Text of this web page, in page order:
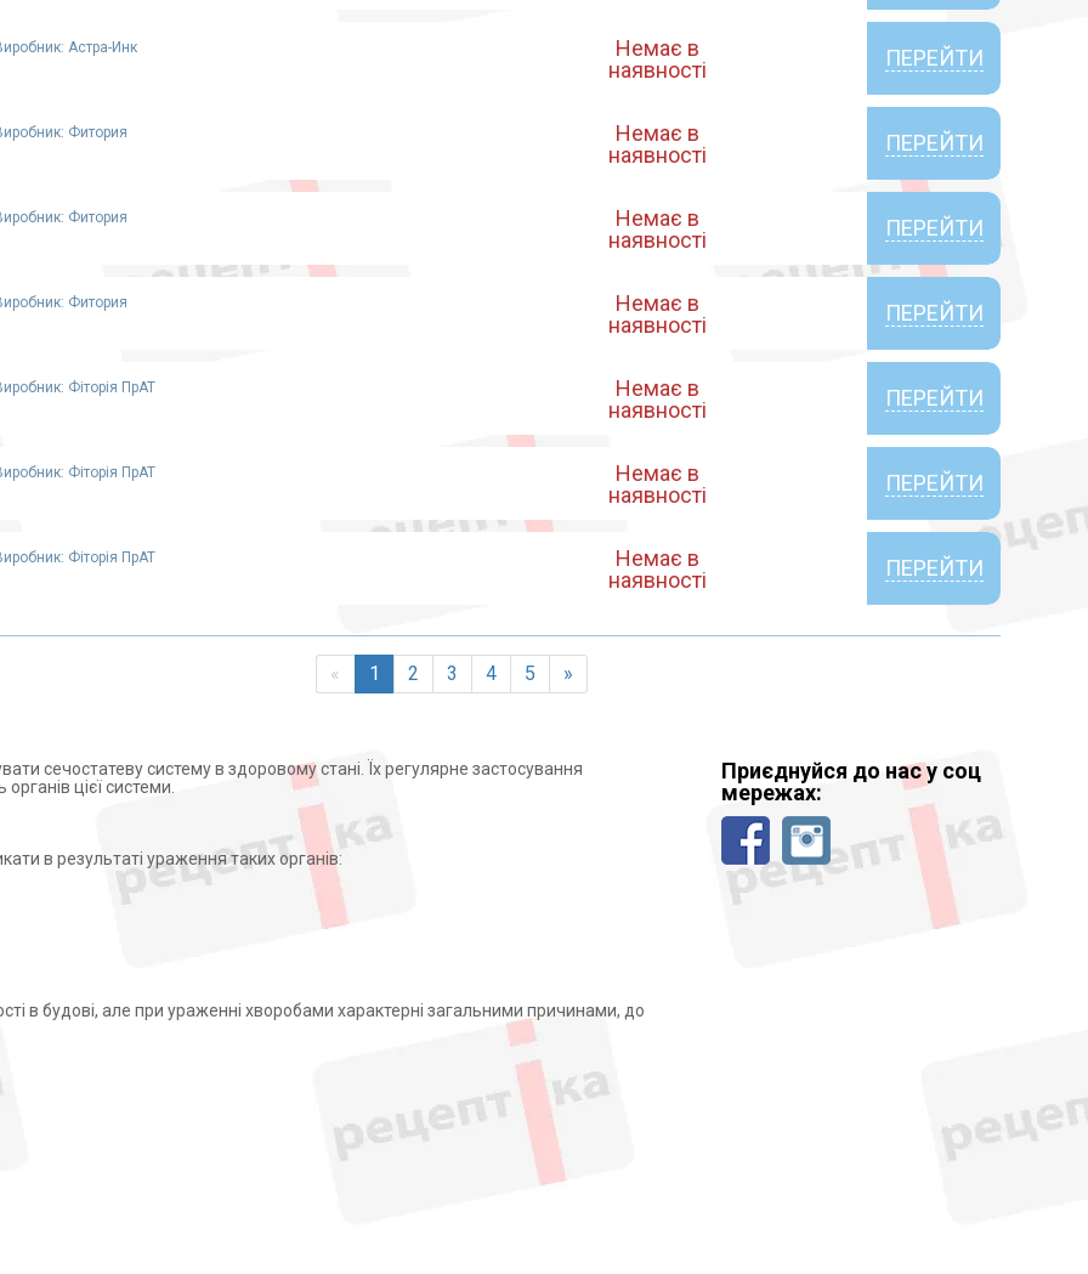
Астра-Инк
Немає в
наявності
ПЕРЕЙТИ
Фитория
Немає в
наявності
ПЕРЕЙТИ
Фитория
Немає в
наявності
ПЕРЕЙТИ
Фитория
Немає в
наявності
ПЕРЕЙТИ
Фіторія ПрАТ
Немає в
наявності
ПЕРЕЙТИ
Фіторія ПрАТ
Немає в
наявності
ПЕРЕЙТИ
Фіторія ПрАТ
Немає в
наявності
ПЕРЕЙТИ
« 1 2 3 4 5 »
сечостатеву систему в здоровому стані. Їх регулярне застосування
цієї системи.
в результаті ураження таких органів:
в будові, але при ураженні хворобами характерні загальними причинами, до
Приєднуйся до нас у соц
мережах: